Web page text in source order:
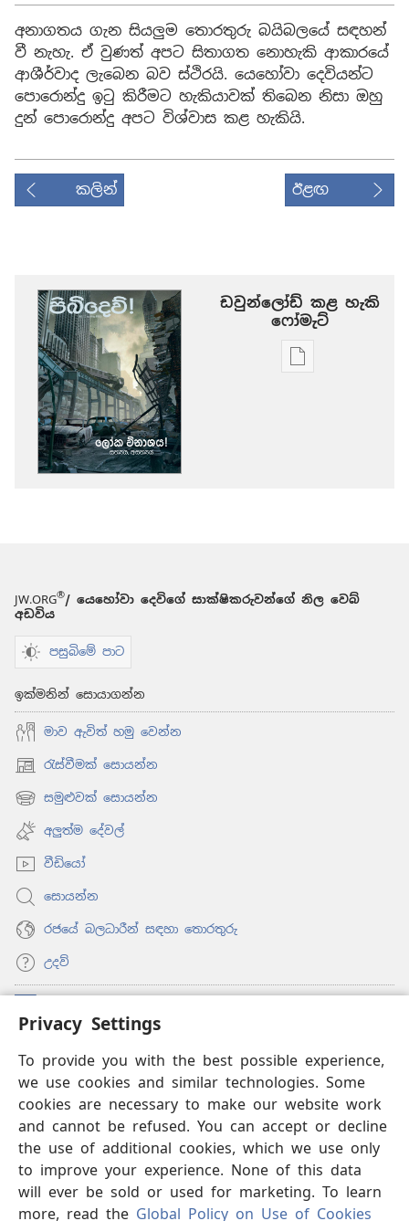
Privacy Settings
To provide you with the best possible experience,
we use cookies and similar technologies. Some
cookies are necessary to make our website work
and cannot be refused. You can accept or decline
the use of additional cookies, which we use only
to improve your experience. None of this data
will ever be sold or used for marketing. To learn
more, read the Global Policy on Use of Cookies
අනාගතය ගැන සියලුම තොරතුරු බයිබලයේ සඳහන්
වී නැහැ. ඒ වුණත් අපට සිතාගත නොහැකි ආකාරයේ
ආශීර්වාද ලැබෙන බව ස්ථිරයි. යෙහෝවා දෙවියන්ට
පොරොන්දු ඉටු කිරීමට හැකියාවක් තිබෙන නිසා ඔහු
දුන් පොරොන්දු අපට විශ්වාස කළ හැකියි.
කලින් ඊළඟ
ඩවුන්ලෝඩ් කළ හැකි
‍‍ෆෝමැට්
ප්‍රකාශන
JW.ORG®/ යෙහෝවා දෙවිගේ සාක්ෂිකරුවන්ගේ නිල වෙබ්
අඩවිය
පසුබිමේ පාට
ඉක්මනින් සොයාගන්න
මාව ඇවිත් හමු වෙන්න
රැස්වීමක් සොයන්න
(opens
new
window)
සමුළුවක් සොයන්න
(opens
new
window)
අලුත්ම දේවල්
වීඩියෝ
සොයන්න
රජයේ බලධාරීන් සඳහා තොරතුරු
උදව්
(opens
new
ඔන්ලයින් ලයිබ්‍රරි
(opens
new
window)JW Hub
(opens
new
window)‘JW ලයිබ්‍රරි’